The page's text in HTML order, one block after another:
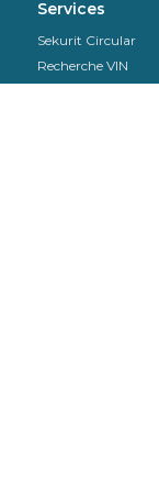
Services
Sekurit Circular
Recherche VIN